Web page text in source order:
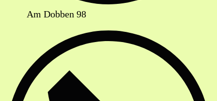
Am Dobben 98